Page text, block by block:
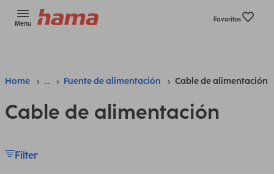
Menu
Favoritos
Home ... Fuente de alimentación Cable de alimentación
Cable de alimentación
Filter